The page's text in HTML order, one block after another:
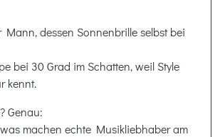
dessen Sonnenbrille selbst bei
bei 30 Grad im Schatten, weil Style
kennt.
Genau:
machen echte Musikliebhaber am